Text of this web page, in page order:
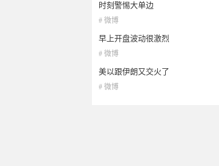
时刻警惕大单边
# 微博
早上开盘波动很激烈
# 微博
美以跟伊朗又交火了
# 微博